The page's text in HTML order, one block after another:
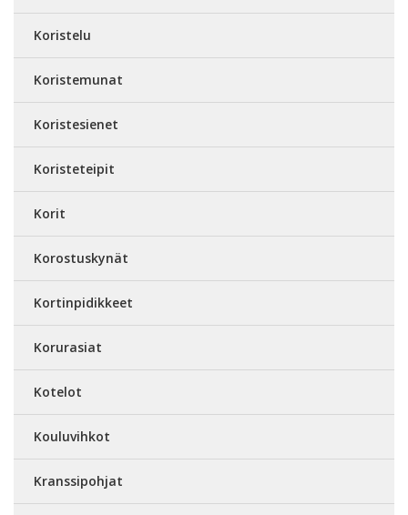
Koristelu
Koristemunat
Koristesienet
Koristeteipit
Korit
Korostuskynät
Kortinpidikkeet
Korurasiat
Kotelot
Kouluvihkot
Kranssipohjat